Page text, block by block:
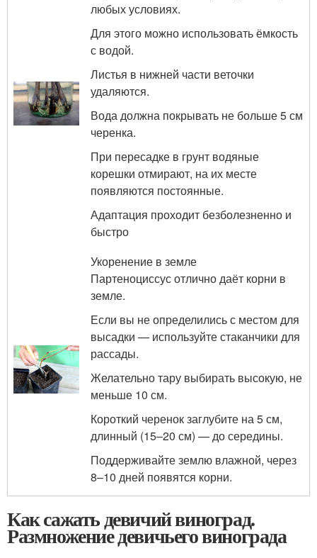
любых условиях.
Для этого можно использовать ёмкость
с водой.
Листья в нижней части веточки
удаляются.
Вода должна покрывать не больше 5 см
черенка.
При пересадке в грунт водяные
корешки отмирают, на их месте
появляются постоянные.
Адаптация проходит безболезненно и
быстро
Укоренение в земле
Партеноциссус отлично даёт корни в
земле.
Если вы не определились с местом для
высадки — используйте стаканчики для
рассады.
Желательно тару выбирать высокую, не
меньше 10 см.
Короткий черенок заглубите на 5 см,
длинный (15–20 см) — до середины.
Поддерживайте землю влажной, через
8–10 дней появятся корни.
Как сажать девичий виноград.
Размножение девичьего винограда